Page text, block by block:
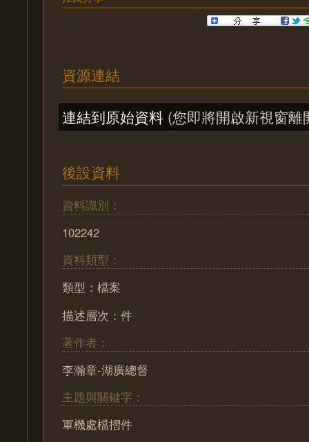
資源連結
連結到原始資料 (您即將開啟新視窗離
後設資料
資料識別：
102242
資料類型：
類型：檔案
描述層次：件
著作者：
李瀚章-湖廣總督
主題與關鍵字：
軍機處檔摺件